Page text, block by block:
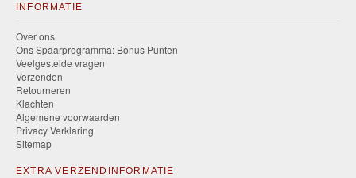
INFORMATIE
Over ons
Ons Spaarprogramma: Bonus Punten
Veelgestelde vragen
Verzenden
Retourneren
Klachten
Algemene voorwaarden
Privacy Verklaring
Sitemap
EXTRA VERZENDINFORMATIE